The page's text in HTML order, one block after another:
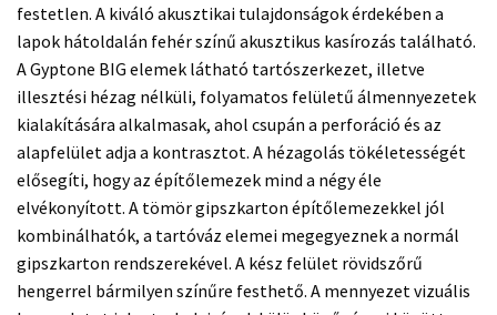
festetlen. A kiváló akusztikai tulajdonságok érdekében a
lapok hátoldalán fehér színű akusztikus kasírozás található.
A Gyptone BIG elemek látható tartószerkezet, illetve
illesztési hézag nélküli, folyamatos felületű álmennyezetek
kialakítására alkalmasak, ahol csupán a perforáció és az
alapfelület adja a kontrasztot. A hézagolás tökéletességét
elősegíti, hogy az építőlemezek mind a négy éle
elvékonyított. A tömör gipszkarton építőlemezekkel jól
kombinálhatók, a tartóváz elemei megegyeznek a normál
gipszkarton rendszerekével. A kész felület rövidszőrű
hengerrel bármilyen színűre festhető. A mennyezet vizuális